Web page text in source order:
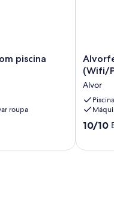
piscina
roupa
1
(Wifi/
Alvor
(Wifi/
Alvor
Piscina
10/10